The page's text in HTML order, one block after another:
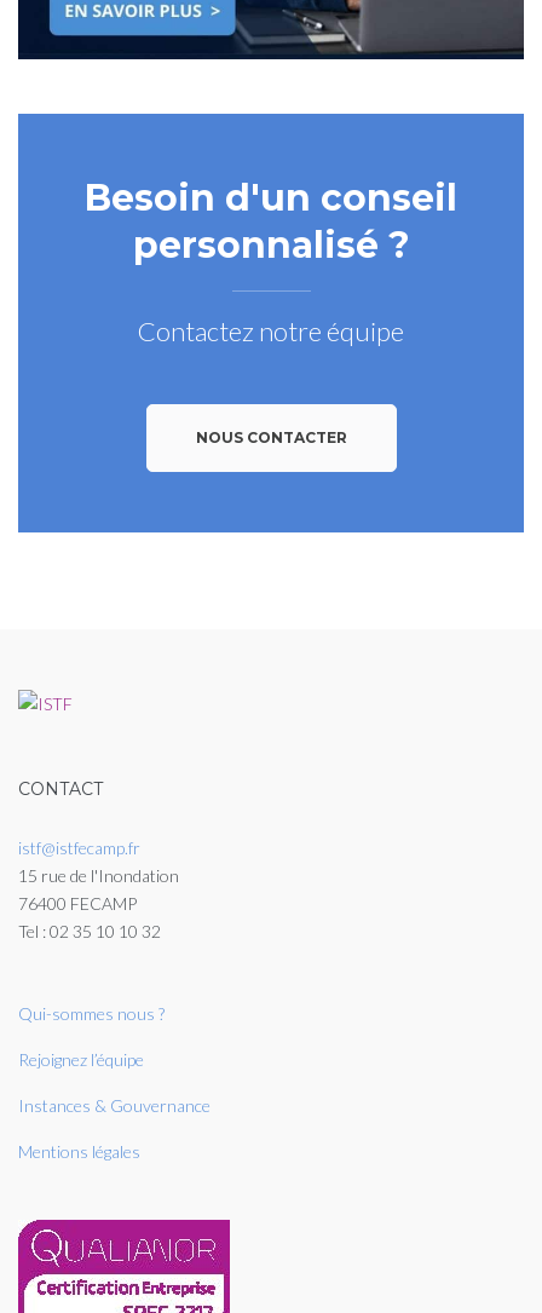
Besoin d'un conseil
personnalisé ?
Contactez notre équipe
NOUS CONTACTER
CONTACT
istf@istfecamp.fr
15 rue de l'Inondation
76400 FECAMP
Tel : 02 35 10 10 32
Qui-sommes nous ?
Rejoignez l’équipe
Instances & Gouvernance
Mentions légales